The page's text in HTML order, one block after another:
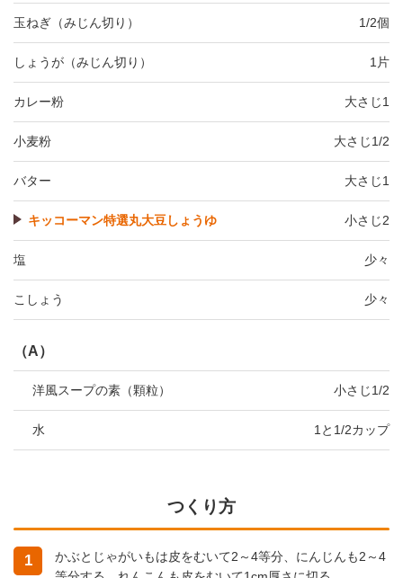
玉ねぎ（みじん切り） 1/2個
しょうが（みじん切り） 1片
カレー粉 大さじ1
小麦粉 大さじ1/2
バター 大さじ1
キッコーマン特選丸大豆しょうゆ 小さじ2
塩 少々
こしょう 少々
（A）
洋風スープの素（顆粒） 小さじ1/2
水 1と1/2カップ
つくり方
1
かぶとじゃがいもは皮をむいて2～4等分、にんじんも2～4